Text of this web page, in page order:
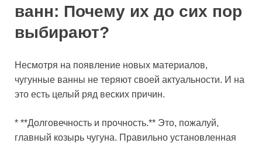
ванн: Почему их до сих пор
выбирают?
Несмотря на появление новых материалов,
чугунные ванны не теряют своей актуальности. И на
это есть целый ряд веских причин.
* **Долговечность и прочность.** Это, пожалуй,
главный козырь чугуна. Правильно установленная